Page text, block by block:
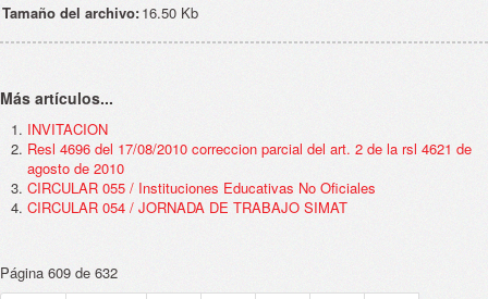
Tamaño del archivo:16.50 Kb
Más artículos...
INVITACION
Resl 4696 del 17/08/2010 correccion parcial del art. 2 de la rsl 4621 de
agosto de 2010
CIRCULAR 055 / Instituciones Educativas No Oficiales
CIRCULAR 054 / JORNADA DE TRABAJO SIMAT
Página 609 de 632